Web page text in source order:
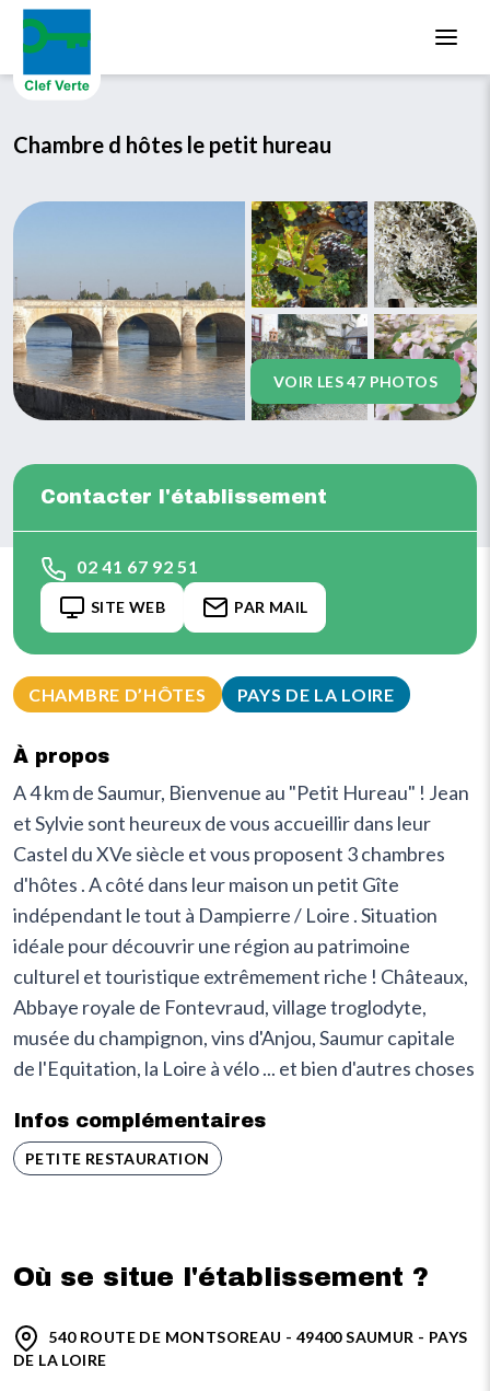
Chambre d hôtes le petit hureau
VOIR LES 47 PHOTOS
CHAMBRE D’HÔTES PAYS DE LA LOIRE
À propos
A 4 km de Saumur, Bienvenue au "Petit Hureau" ! Jean
et Sylvie sont heureux de vous accueillir dans leur
Castel du XVe siècle et vous proposent 3 chambres
d'hôtes . A côté dans leur maison un petit Gîte
indépendant le tout à Dampierre / Loire . Situation
idéale pour découvrir une région au patrimoine
culturel et touristique extrêmement riche ! Châteaux,
Abbaye royale de Fontevraud, village troglodyte,
musée du champignon, vins d'Anjou, Saumur capitale
de l'Equitation, la Loire à vélo ... et bien d'autres choses
Infos complémentaires
PETITE RESTAURATION
Contacter l'établissement
02 41 67 92 51
SITE WEB PAR MAIL
Où se situe l'établissement ?
540 ROUTE DE MONTSOREAU - 49400 SAUMUR - PAYS
DE LA LOIRE